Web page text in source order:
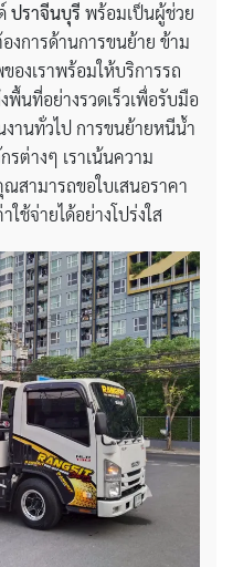
ปราจีนบุรี พร้อมเป็นผู้ช่วย
งการด้านการขนย้าย ข้าม
งเราพร้อมให้บริการรถ
พื้นที่อย่างรวดเร็วเพื่อรับมือ
านทั่วไป การขนย้ายหนีน้ำ
รต่างๆ เราเน้นความ
สามารถขอใบเสนอราคา
ช้จ่ายได้อย่างโปร่งใส